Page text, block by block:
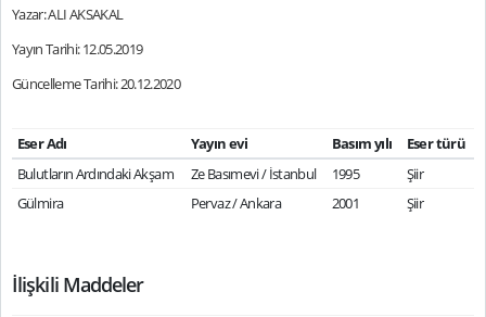
Yazar: ALI AKSAKAL
Yayın Tarihi: 12.05.2019
Güncelleme Tarihi: 20.12.2020
Eser Adı Yayın evi Basım yılı
Eser türü
Bulutların Ardındaki Akşam
Ze Basımevi / İstanbul 1995
Şiir
Gülmira
Pervaz / Ankara 2001 Şiir
İlişkili Maddeler